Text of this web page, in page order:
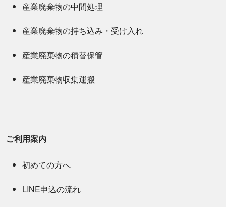
産業廃棄物の中間処理
産業廃棄物の持ち込み・受け入れ
産業廃棄物の積替保管
産業廃棄物収集運搬
ご利用案内
初めての方へ
LINE申込の流れ